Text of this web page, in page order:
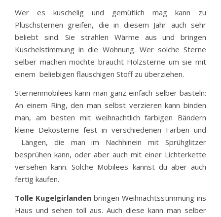
Wer es kuschelig und gemütlich mag kann zu
Plüschsternen greifen, die in diesem Jahr auch sehr
beliebt sind. Sie strahlen Wärme aus und bringen
Kuschelstimmung in die Wohnung. Wer solche Sterne
selber machen möchte braucht Holzsterne um sie mit
einem beliebigen flauschigen Stoff zu überziehen.
Sternenmobilees kann man ganz einfach selber basteln:
An einem Ring, den man selbst verzieren kann binden
man, am besten mit weihnachtlich farbigen Bändern
kleine Dekosterne fest in verschiedenen Farben und
Längen, die man im Nachhinein mit Sprühglitzer
besprühen kann, oder aber auch mit einer Lichterkette
versehen kann. Solche Mobilees kannst du aber auch
fertig kaufen.
Tolle Kugelgirlanden bringen Weihnachtsstimmung ins
Haus und sehen toll aus. Auch diese kann man selber